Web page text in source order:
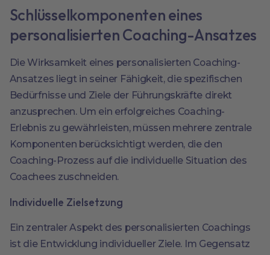
Schlüsselkomponenten eines
personalisierten Coaching-Ansatzes
Die Wirksamkeit eines personalisierten Coaching-
Ansatzes liegt in seiner Fähigkeit, die spezifischen
Bedürfnisse und Ziele der Führungskräfte direkt
anzusprechen. Um ein erfolgreiches Coaching-
Erlebnis zu gewährleisten, müssen mehrere zentrale
Komponenten berücksichtigt werden, die den
Coaching-Prozess auf die individuelle Situation des
Coachees zuschneiden.
Individuelle Zielsetzung
Ein zentraler Aspekt des personalisierten Coachings
ist die Entwicklung individueller Ziele. Im Gegensatz